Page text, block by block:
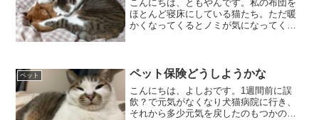
こんにちは、ともやんです。私の布団を
ほとんど寝床にしている猫たち。ただ暖
かくなってくるとノミが気になってく
のか大騒ぎになる。付け終わ...
ペット ペット保険どうしようかな
こんにちは、よしおです。1週間前に誤
飲？で元気がなくなり犬猫病院に行き、
それから多少元気を戻したのもつかの